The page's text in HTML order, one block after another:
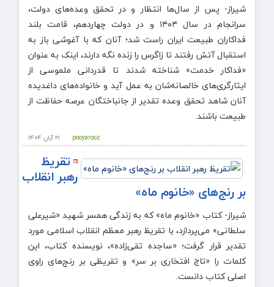
شیراز- پس از سال‌ها انتظار و در تحقق وعده‌های دولت،
سرانجام در سال ۱۴۰۴ و در دولت چهاردهم، قامت بلند
فداکاران طبیعت ایران راست شد؛ آنان که با آغوشی باز به
استقبال آتش رفتند تا زاگرس را زنده نگه دارند، اینک به عنوان
«فداکار خدمت» شناخته شدند تا قدردانی ملموسی از
ایثارگری‌های خالصانه‌شان به عمل آید و خانواده‌های داغدیده
آنان شاهد تحقق وعده‌ تقدیر از جانباختگان عرصه حفاظت از
طبیعت باشند.
۲۱ آبان ۱۴۰۴ pooyarooz
تقریظ
رهبر انقلاب
بر رنج‌های «خانوم ماه»
شیراز- کتاب «خانوم ماه» که به زندگی همسر شهید «شیرعلی
سلطانی» می‌پردازد، با تقریظ رهبر معظم انقلاب اسلامی مورد
تقدیر قرار گرفت؛ «ساجده تقی‌زاده»، نویسنده کتاب، این
کلمات را «تاج افتخاری بر سر» و تقریظی بر رنج‌های راوی
اصلی کتاب دانست.